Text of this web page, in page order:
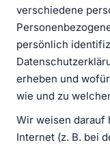
verschiedene
persönlich
erheben und
wie und zu
Wir weisen darauf
Internet (z. B. bei